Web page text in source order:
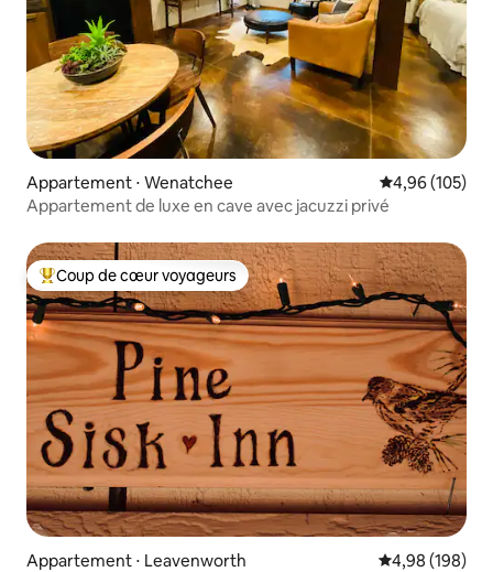
Appartement ⋅ Wenatchee Évaluation
4,96 (105)
Appartement de luxe en cave avec jacuzzi privé
Coups de cœur voyageurs les plus appréciés
Coup de cœur voyageurs
Appartement ⋅ Leavenworth Évaluation
4,98 (198)